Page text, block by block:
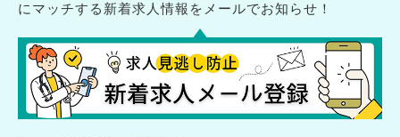
にマッチする新着求人情報をメールでお知らせ！